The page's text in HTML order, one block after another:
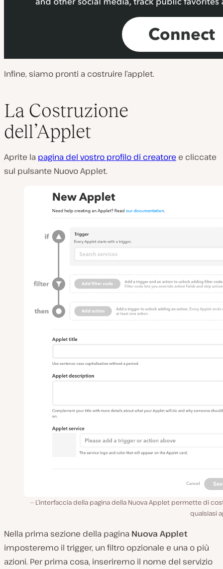
Infine, siamo pronti a costruire l’applet.
La Costruzione
dell’Applet
Aprite la pagina del vostro profilo di creatore e cliccate
sul pulsante Nuovo Applet.
L’interfaccia della pagina della Nuova Applet permette di
qualsiasi
Nella prima sezione della pagina Nuova Applet
imposteremo il trigger, un filtro opzionale e una o più
azioni. Per prima cosa, inseriremo il nome del servizio